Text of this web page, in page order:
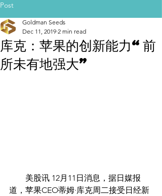
Post
库克：苹果的创新能力“前
所未有地强大”
Goldman Seeds
Dec 11, 2019 2 min read
道，苹果CEO蒂姆·库克周二接受日经新